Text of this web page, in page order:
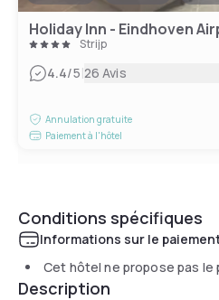
Strijp
4.4/5|26 Avis
Annulation gratuite
Paiement à l'hôtel
Conditions spécifiques
Informations sur le
Cet hôtel ne propose pas le
Description